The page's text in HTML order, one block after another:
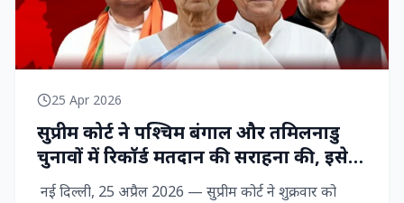
25 Apr 2026
सुप्रीम कोर्ट ने पश्चिम बंगाल और तमिलनाडु
चुनावों में रिकॉर्ड मतदान की सराहना की, इसे
नागरिक शक्ति का प्रदर्शन बताया
नई दिल्ली, 25 अप्रैल 2026 — सुप्रीम कोर्ट ने शुक्रवार को